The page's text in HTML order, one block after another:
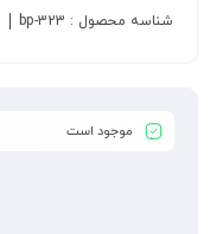
شناسه محصول : bp-323
موجود است